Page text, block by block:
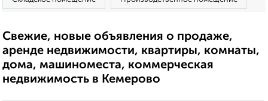
Свежие, новые объявления о продаже,
аренде недвижимости, квартиры, комнаты,
дома, машиноместа, коммерческая
недвижимость в Кемерово